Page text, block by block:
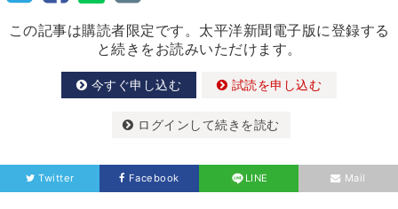
この記事は購読者限定です。太平洋新聞電子版に登録する
と続きをお読みいただけます。
今すぐ申し込む 試読を申し込む
ログインして続きを読む
Twitter Facebook LINE Mail